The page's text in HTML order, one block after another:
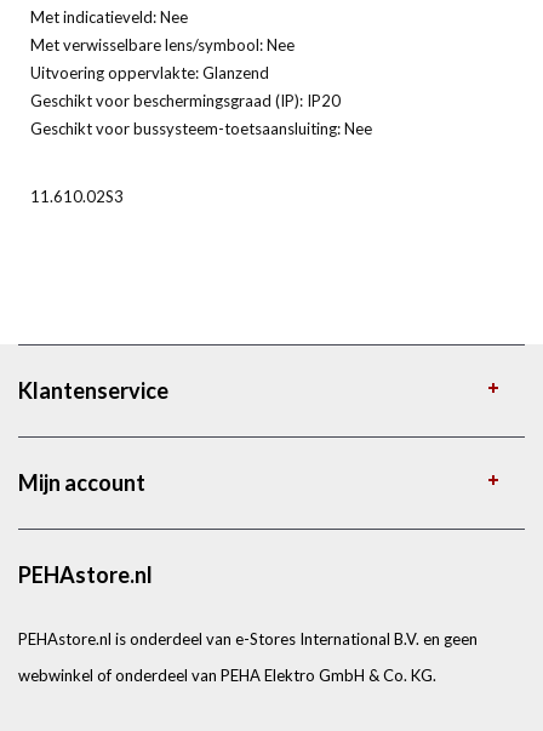
Met indicatieveld: Nee
Met verwisselbare lens/symbool: Nee
Uitvoering oppervlakte: Glanzend
Geschikt voor beschermingsgraad (IP): IP20
Geschikt voor bussysteem-toetsaansluiting: Nee
11.610.02S3
Klantenservice
Mijn account
PEHAstore.nl
PEHAstore.nl is onderdeel van e-Stores International B.V. en geen
webwinkel of onderdeel van PEHA Elektro GmbH & Co. KG.